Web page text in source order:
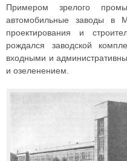
Примером зрелого
автомобильные заводы в
проектирования и
рождался заводской
входными и
и озеленением.